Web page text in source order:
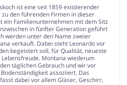
ist eine seit 1859 existierender
den führenden Firmen in dieser
ein Familienunternehmen mit dem Sitz
in fünfter Generation geführt
werden unter den Name zweier
verkauft. Dabei steht Leonardo vor
begeistert soll, für Qualität, neueste
Montana wiederum
täglichen Gebrauch und wir vor
assoziiert. Das
dabei vor allem Gläser, Geschirr,